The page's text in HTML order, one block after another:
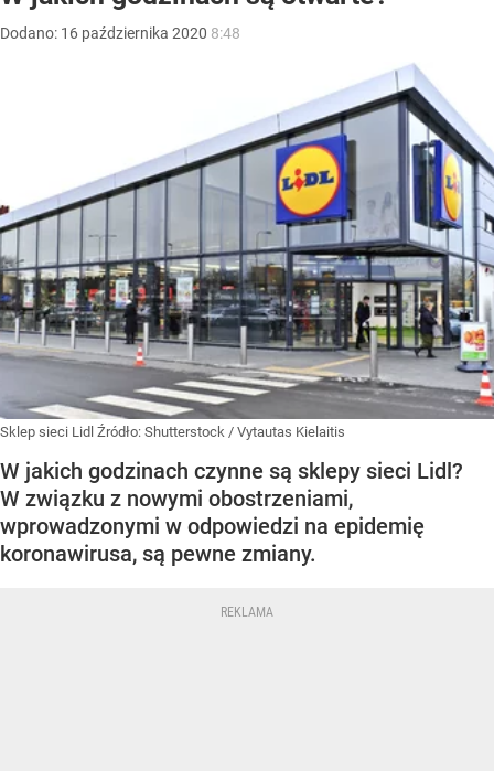
Dodano: 16 października 2020 8:48
Sklep sieci Lidl Źródło: Shutterstock / Vytautas Kielaitis
W jakich godzinach czynne są sklepy sieci Lidl?
W związku z nowymi obostrzeniami,
wprowadzonymi w odpowiedzi na epidemię
koronawirusa, są pewne zmiany.